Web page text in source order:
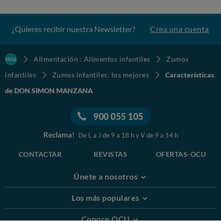
¿Quieres recibir nuestra Newsletter? Crea una cuenta
Alimentación : Alimentos infantiles
Zumos
infantiles
Zumos infantiles: los mejores
Características
de DON SIMON MANZANA
900 055 105
Reclama! De L a J de 9 a 18 h y V de 9 a 14 h
CONTACTAR REVISTAS OFERTAS-OCU
Únete a nosotros
Los más populares
Conoce OCU